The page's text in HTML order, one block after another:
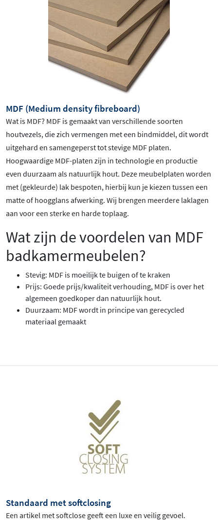
MDF (Medium density fibreboard)
Wat is MDF? MDF is gemaakt van verschillende soorten
houtvezels, die zich vermengen met een bindmiddel, dit wordt
uitgehard en samengeperst tot stevige MDF platen.
Hoogwaardige MDF-platen zijn in technologie en productie
even duurzaam als natuurlijk hout. Deze meubelplaten worden
met (gekleurde) lak bespoten, hierbij kun je kiezen tussen een
matte of hoogglans afwerking. Wij brengen meerdere laklagen
aan voor een sterke en harde toplaag.
Wat zijn de voordelen van MDF
badkamermeubelen?
Stevig: MDF is moeilijk te buigen of te kraken
Prijs: Goede prijs/kwaliteit verhouding, MDF is over het
algemeen goedkoper dan natuurlijk hout.
Duurzaam: MDF wordt in principe van gerecycled
materiaal gemaakt
Standaard met softclosing
Een artikel met softclose geeft een luxe en veilig gevoel.